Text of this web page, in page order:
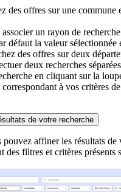
des offres sur une commune
un rayon de
défaut la valeur sélectionnée
des offres sur deux
deux recherches
en cliquant sur la
à vos critères
de votre recherche
pouvez affiner les résultats de
des filtres et critères présents